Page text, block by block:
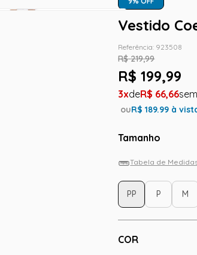
Vestido
Referência: 923508
R$ 219,99
R$ 199,99
3 R$ 66,66
ouR$189.99 à
Tamanho
Tabela de
COR
PP P M